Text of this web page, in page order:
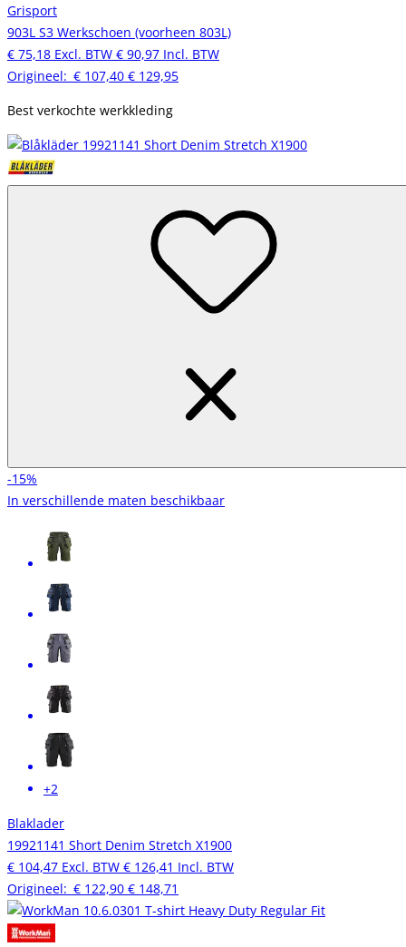
Grisport
903L S3 Werkschoen (voorheen 803L)
€ 75,18 Excl. BTW € 90,97 Incl. BTW
Origineel: € 107,40 € 129,95
Best verkochte werkkleding
-15%
In verschillende maten beschikbaar
+2
Blaklader
19921141 Short Denim Stretch X1900
€ 104,47 Excl. BTW € 126,41 Incl. BTW
Origineel: € 122,90 € 148,71